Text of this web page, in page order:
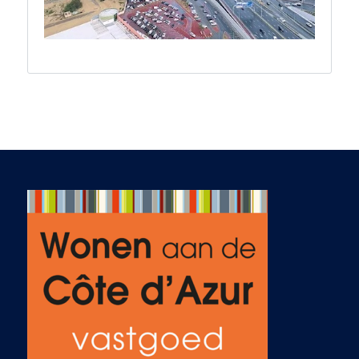
and Jo made the
experience pleasant.
From first contact
that needed to be
arranged a kitchen
designer, have
and connected us
with a property
manager. Jo is
assisting with the
design elements, as